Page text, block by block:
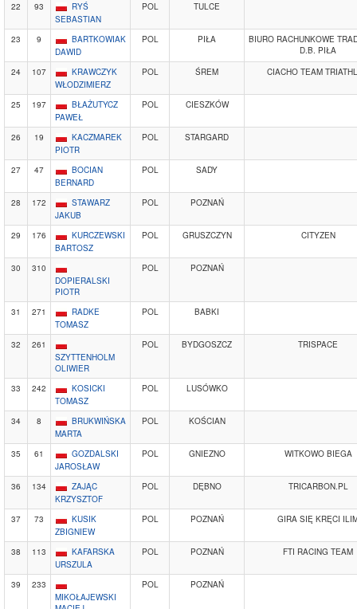
22 93
RYŚ
SEBASTIAN
POL TULCE
23 9
BARTKOWIAK
DAWID
POL PIŁA
BIURO RACHUNKOWE
D.B. PIŁA
24
107
KRAWCZYK
WŁODZIMIERZ
POL ŚREM CIACHO TEAM
25 197
BŁAŻUTYCZ
PAWEŁ
POL CIESZKÓW
26 19
KACZMAREK
PIOTR
POL STARGARD
27 47
BOCIAN
BERNARD
POL SADY
28 172
STAWARZ
JAKUB
POL POZNAŃ
29 176
KURCZEWSKI
BARTOSZ
POL GRUSZCZYN CITYZEN
30
310
DOPIERALSKI
PIOTR
POL POZNAŃ
31 271
RADKE
TOMASZ
POL BABKI
32
261
SZYTTENHOLM
OLIWIER
POL BYDGOSZCZ TRISPACE
33 242
KOSICKI
TOMASZ
POL LUSÓWKO
34 8
BRUKWIŃSKA
MARTA
POL KOŚCIAN
35 61
GOZDALSKI
JAROSŁAW
POL GNIEZNO WITKOWO BIEGA
36 134
ZAJĄC
KRZYSZTOF
POL DĘBNO TRICARBON.PL
37 73
KUSIK
ZBIGNIEW
POL POZNAŃ GIRA SIĘ KRĘCI
38 113
KAFARSKA
URSZULA
POL POZNAŃ FTI RACING TEAM
39
233
MIKOŁAJEWSKI
POL POZNAŃ